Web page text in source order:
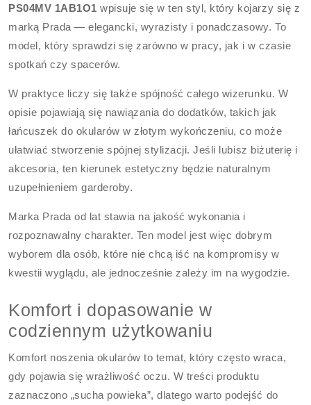
PS04MV 1AB1O1 wpisuje się w ten styl, który kojarzy się z
marką Prada — elegancki, wyrazisty i ponadczasowy. To
model, który sprawdzi się zarówno w pracy, jak i w czasie
spotkań czy spacerów.
W praktyce liczy się także spójność całego wizerunku. W
opisie pojawiają się nawiązania do dodatków, takich jak
łańcuszek do okularów w złotym wykończeniu, co może
ułatwiać stworzenie spójnej stylizacji. Jeśli lubisz biżuterię i
akcesoria, ten kierunek estetyczny będzie naturalnym
uzupełnieniem garderoby.
Marka Prada od lat stawia na jakość wykonania i
rozpoznawalny charakter. Ten model jest więc dobrym
wyborem dla osób, które nie chcą iść na kompromisy w
kwestii wyglądu, ale jednocześnie zależy im na wygodzie.
Komfort i dopasowanie w
codziennym użytkowaniu
Komfort noszenia okularów to temat, który często wraca,
gdy pojawia się wrażliwość oczu. W treści produktu
zaznaczono „sucha powieka”, dlatego warto podejść do